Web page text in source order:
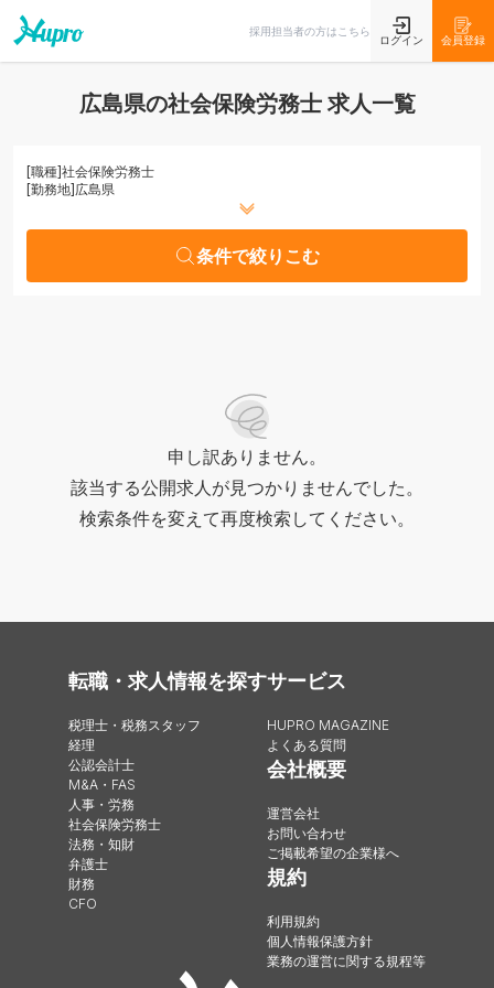
採用担当者の方はこちら
ログイン 会員登録
広島県の社会保険労務士 求人一覧
[職種]社会保険労務士
[勤務地] 広島県
条件で絞りこむ
申し訳ありません。
該当する公開求人が見つかりませんでした。
検索条件を変えて再度検索してください。
転職・求人情報を探す
税理士・税務スタッフ
経理
公認会計士
M&A・FAS
人事・労務
社会保険労務士
法務・知財
弁護士
財務
CFO
サービス
HUPRO MAGAZINE
よくある質問
会社概要
運営会社
お問い合わせ
ご掲載希望の企業様へ
規約
利用規約
個人情報保護方針
業務の運営に関する規程等